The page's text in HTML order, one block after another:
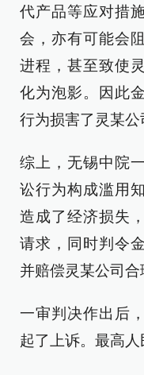
代产品等应对措
会，亦有可能会
进程，甚至致使
化为泡影。因此
行为损害了灵某公
综上，无锡中院
讼行为构成滥用
造成了经济损失
请求，同时判令
并赔偿灵某公司合
一审判决作出后
起了上诉。最高人